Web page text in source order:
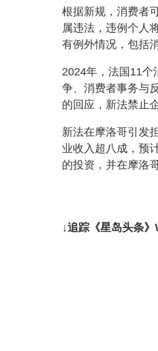
根据新规，消费者
属违法，违例个人
有例外情况，包括
2024年，法国11个
争、消费者事务与
的回应，新法禁止
新法在摩洛哥引发
业收入超八成，预
的投资，并在摩洛
↓追踪《星岛头条